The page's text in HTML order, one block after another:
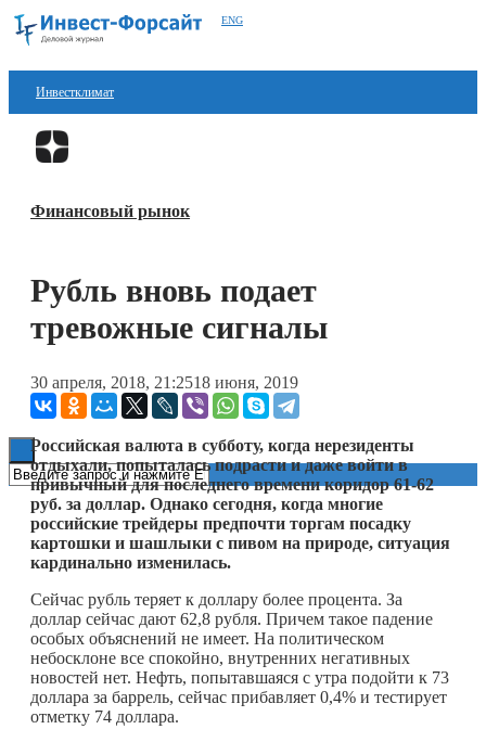
ENG
Инвестклимат
Финансы
Блокчейн
Технологии
Книги
Финансовый рынок
Рубль вновь подает
тревожные сигналы
30 апреля, 2018, 21:2518 июня, 2019
Российская валюта в субботу, когда нерезиденты
отдыхали, попыталась подрасти и даже войти в
привычный для последнего времени коридор 61-62
руб. за доллар. Однако сегодня, когда многие
российские трейдеры предпочти торгам посадку
картошки и шашлыки с пивом на природе, ситуация
кардинально изменилась.
Сейчас рубль теряет к доллару более процента. За
доллар сейчас дают 62,8 рубля. Причем такое падение
особых объяснений не имеет. На политическом
небосклоне все спокойно, внутренних негативных
новостей нет. Нефть, попытавшаяся с утра подойти к 73
доллара за баррель, сейчас прибавляет 0,4% и тестирует
отметку 74 доллара.